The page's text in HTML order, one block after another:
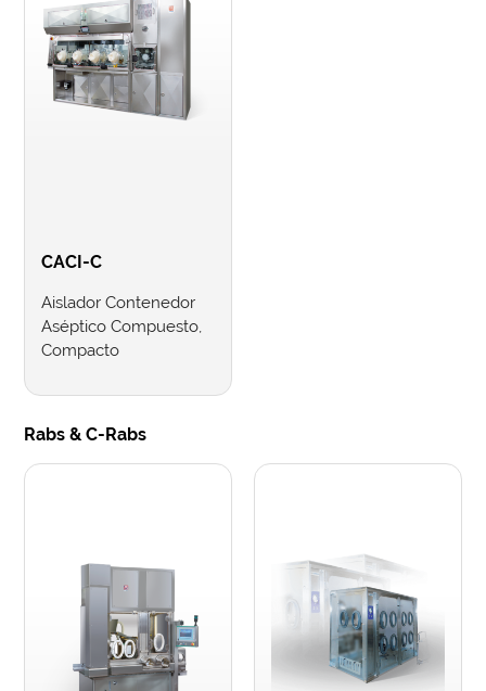
CACI-C
Aislador Contenedor
Aséptico Compuesto,
Compacto
Rabs & C-Rabs